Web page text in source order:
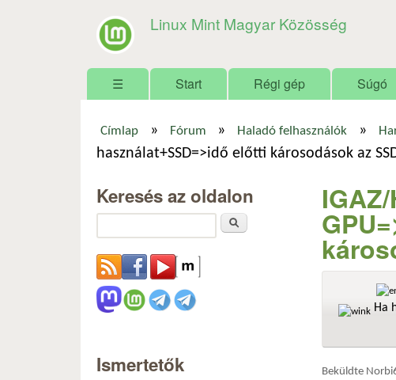
Linux Mint Magyar Közösség
Főmenü
☰ Start Régi gép Súgó
Jelenlegi hely
Címlap » Fórum » Haladó felhasználók »
használat+SSD=>idő előtti károsodások az
Ha
Beküldte
Keresés az oldalon
Ismertetők